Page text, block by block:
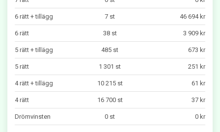
6 rätt + tillägg 7 st 46 694 kr
6 rätt 38 st 3 909 kr
5 rätt + tillägg 485 st 673 kr
5 rätt 1 301 st 251 kr
4 rätt + tillägg 10 215 st 61 kr
4 rätt 16 700 st 37 kr
Drömvinsten 0 st 0 kr